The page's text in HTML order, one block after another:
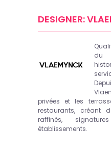
DESIGNER:
du
privées et les
restaurants, créant
raffinés,
établissements.